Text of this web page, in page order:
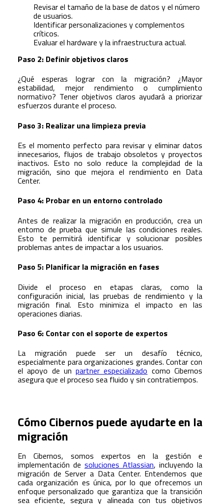
Revisar el tamaño de la base de datos y el número
de usuarios.
Identificar personalizaciones y complementos
críticos.
Evaluar el hardware y la infraestructura actual.
Paso 2: Definir objetivos claros
¿Qué esperas lograr con la migración? ¿Mayor
estabilidad, mejor rendimiento o cumplimiento
normativo? Tener objetivos claros ayudará a priorizar
esfuerzos durante el proceso.
Paso 3: Realizar una limpieza previa
Es el momento perfecto para revisar y eliminar datos
innecesarios, flujos de trabajo obsoletos y proyectos
inactivos. Esto no solo reduce la complejidad de la
migración, sino que mejora el rendimiento en Data
Center.
Paso 4: Probar en un entorno controlado
Antes de realizar la migración en producción, crea un
entorno de prueba que simule las condiciones reales.
Esto te permitirá identificar y solucionar posibles
problemas antes de impactar a los usuarios.
Paso 5: Planificar la migración en fases
Divide el proceso en etapas claras, como la
configuración inicial, las pruebas de rendimiento y la
migración final. Esto minimiza el impacto en las
operaciones diarias.
Paso 6: Contar con el soporte de expertos
La migración puede ser un desafío técnico,
especialmente para organizaciones grandes. Contar con
el apoyo de unpartner especializado como Cibernos
asegura que el proceso sea fluido y sin contratiempos.
Cómo Cibernos puede ayudarte en la
migración
En Cibernos, somos expertos en la gestión e
implementación de soluciones Atlassian, incluyendo la
migración de Server a Data Center. Entendemos que
cada organización es única, por lo que ofrecemos un
enfoque personalizado que garantiza que la transición
sea eficiente, segura y alineada con tus objetivos